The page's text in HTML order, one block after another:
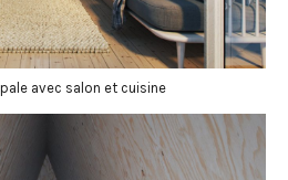
avec salon et cuisine